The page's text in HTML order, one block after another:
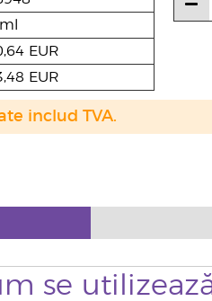
EUR
EUR
includ TVA.
se